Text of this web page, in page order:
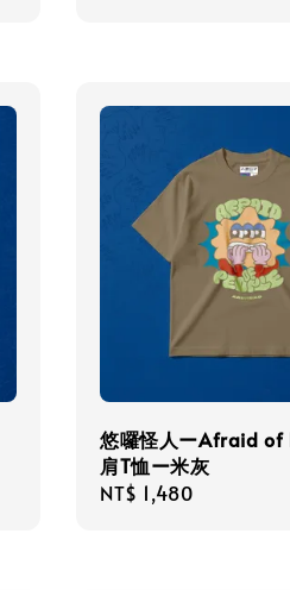
悠囉怪人ーAfraid of
肩T恤ー米灰
Regular
NT$ 1,480